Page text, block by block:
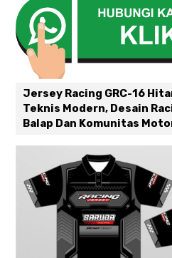
Jersey Racing GRC-16
Teknis Modern, Desain
Balap Dan Komunitas